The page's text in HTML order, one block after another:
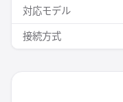
対応モデル
接続方式